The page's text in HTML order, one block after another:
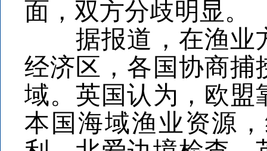
面，双方分歧明显。
据报道，在渔业方
经济区，各国协商捕
域。英国认为，欧盟
本国海域渔业资源